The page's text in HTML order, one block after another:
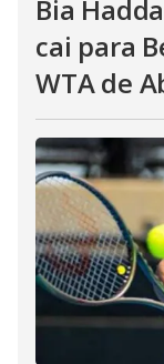
Bia
cai para
WTA de